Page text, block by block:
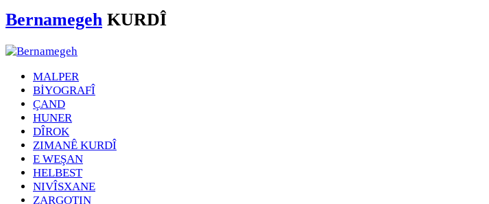
Bernamegeh KURDÎ
MALPER
BİYOGRAFÎ
ÇAND
HUNER
DÎROK
ZIMANÊ KURDÎ
E WEŞAN
HELBEST
NIVÎSXANE
ZARGOTIN